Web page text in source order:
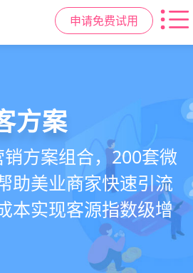
申请免费试用
就用 美盈易
客+私域运营增长方
美业门店拓、留、
方案
方案组合，200套微
助美业商家快速引流
本实现客源指数级增
营scrm
复购到裂变转介绍面
容顾问销售，实现客